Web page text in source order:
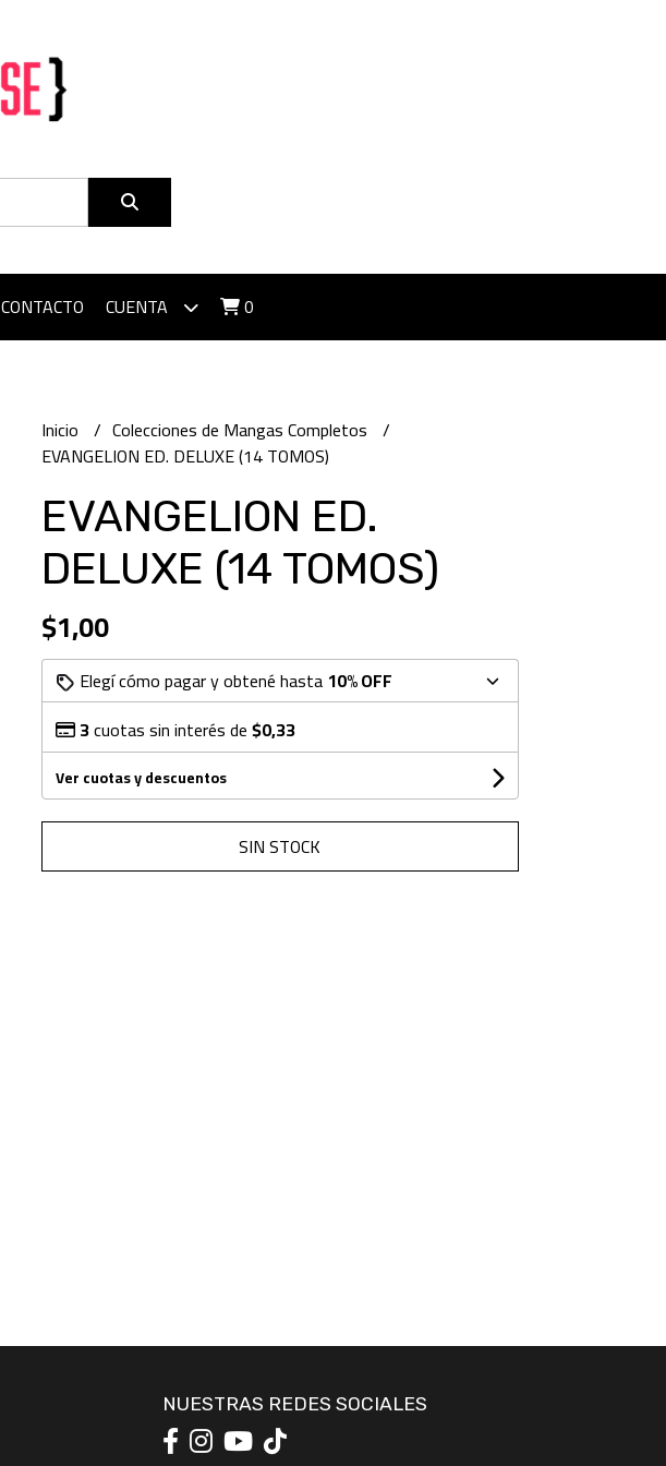
CONTACTO CUENTA 0
Inicio
Colecciones de Mangas Completos
EVANGELION ED. DELUXE (14 TOMOS)
EVANGELION ED.
DELUXE (14 TOMOS)
$1,00
Elegí cómo pagar y obtené hasta 10% OFF
3cuotas sin interés de$0,33
Ver cuotas y descuentos
SIN STOCK
NUESTRAS REDES SOCIALES